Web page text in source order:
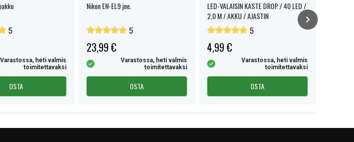
5
Varastossa, heti valmis
toimitettavaksi
OSTA
Nikon EN-EL9 jne.
5
23,99 €
Varastossa, heti valmis
toimitettavaksi
OSTA
LED-VALAISIN KASTE DROP / 40 LED /
2,0 M / AKKU / AJASTIN
5
4,99 €
Varastossa, heti valmis
toimitettavaksi
OSTA